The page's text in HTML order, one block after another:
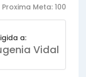
Proxima Meta: 100
a:
Vidal